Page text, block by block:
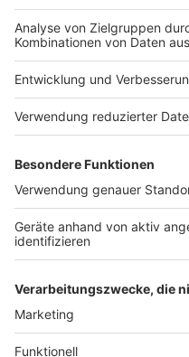
Nutzungsbedingungen
Jobs
Presse
Werben
Archiv
ANTENNE BAYERN GROUP
Stiftung ANTENNE BAYERN
hilft
Teilnahmebedingungen
Grounding Page ANTENNE